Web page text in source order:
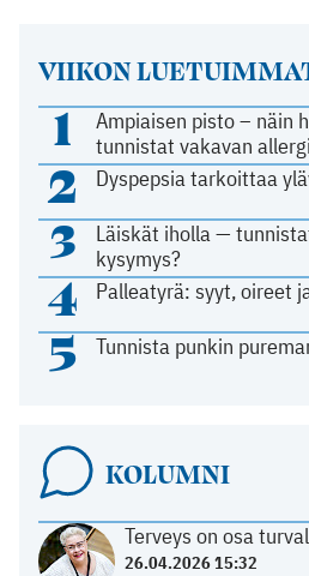
VIIKON
1
Ampiaisen pisto – näin
tunnistat vakavan
2 Dyspepsia tarkoittaa
3
Läiskät iholla —
kysymys?
4 Palleatyrä: syyt, oireet
5 Tunnista punkin
KOLUMNI
Terveys on osa
26.04.2026 15:32